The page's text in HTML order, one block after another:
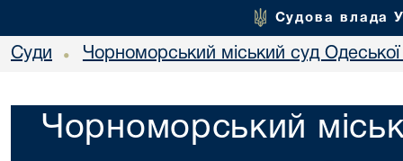
Судова влада
Суди • Чорноморський міський суд Одеської
Чорноморський